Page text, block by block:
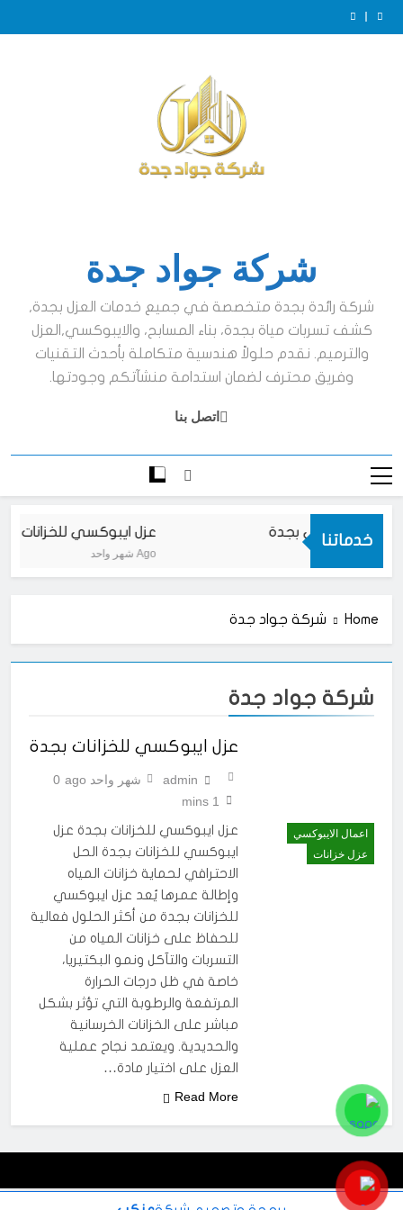
Skip
to
الفرق بين عزل الخزانات الأرضية والعلوية بجدة
عزل ايبوكسي للخزانات بجدة
الفرق بين عزل الخزانات الأرضية والعلوية بجدة
ضرورة عزل الخزانات بجدة
شركة جواد جدة
شركة رائدة بجدة متخصصة في جميع خدمات العزل بجدة,
كشف تسربات مياة بجدة، بناء المسابح، والايبوكسي,العزل
والترميم. نقدم حلولاً هندسية متكاملة بأحدث التقنيات
وفريق محترف لضمان استدامة منشآتكم وجودتها.
اتصل بنا
خدماتنا عزل ايبوكسي للخزانات
شهر واحد Ago
ايبوكسي بجدة
Home شركة جواد جدة
شركة جواد جدة
اعمال الايبوكسي
عزل خزانات
عزل ايبوكسي للخزانات بجدة
admin شهر واحد ago
0
1 mins
عزل ايبوكسي للخزانات بجدة عزل
ايبوكسي للخزانات بجدة الحل
الاحترافي لحماية خزانات المياه
وإطالة عمرها يُعد عزل ايبوكسي
للخزانات بجدة من أكثر الحلول فعالية
للحفاظ على خزانات المياه من
التسربات والتآكل ونمو البكتيريا،
خاصة في ظل درجات الحرارة
المرتفعة والرطوبة التي تؤثر بشكل
مباشر على الخزانات الخرسانية
والحديدية. ويعتمد نجاح عملية
العزل على اختيار مادة…
Read More